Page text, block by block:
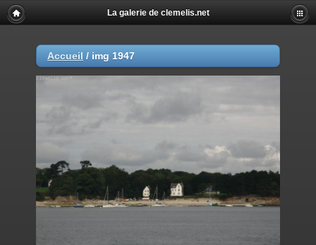
La galerie de clemelis.net
Accueil / img 1947